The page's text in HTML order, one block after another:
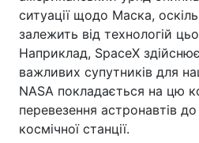
ситуації щодо Маска,
залежить від технологій
Наприклад, SpaceX
важливих супутників для
NASA покладається на цю
перевезення астронавтів
космічної станції.